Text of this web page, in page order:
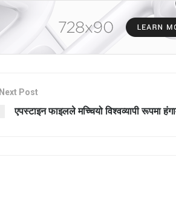
Next Post
एपस्टाइन फाइलले मच्चियो विश्वव्यापी रूपमा